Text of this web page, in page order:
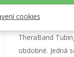
TheraBand
obdobné. Jedná
cookies